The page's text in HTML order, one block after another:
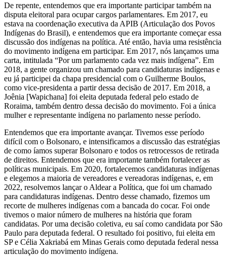
De repente, entendemos que era importante participar também na
disputa eleitoral para ocupar cargos parlamentares. Em 2017, eu
estava na coordenação executiva da APIB (Articulação dos Povos
Indígenas do Brasil), e entendemos que era importante começar essa
discussão dos indígenas na política. Até então, havia uma resistência
do movimento indígena em participar. Em 2017, nós lançamos uma
carta, intitulada “Por um parlamento cada vez mais indígena”. Em
2018, a gente organizou um chamado para candidaturas indígenas e
eu já participei da chapa presidencial com o Guilherme Boulos,
como vice-presidenta a partir dessa decisão de 2017. Em 2018, a
Joênia [Wapichana] foi eleita deputada federal pelo estado de
Roraima, também dentro dessa decisão do movimento. Foi a única
mulher e representante indígena no parlamento nesse período.
Entendemos que era importante avançar. Tivemos esse período
difícil com o Bolsonaro, e intensificamos a discussão das estratégias
de como íamos superar Bolsonaro e todos os retrocessos de retirada
de direitos. Entendemos que era importante também fortalecer as
políticas municipais. Em 2020, fortalecemos candidaturas indígenas
e elegemos a maioria de vereadores e vereadoras indígenas, e, em
2022, resolvemos lançar o Aldear a Política, que foi um chamado
para candidaturas indígenas. Dentro desse chamado, fizemos um
recorte de mulheres indígenas com a bancada do cocar. Foi onde
tivemos o maior número de mulheres na história que foram
candidatas. Por uma decisão coletiva, eu saí como candidata por São
Paulo para deputada federal. O resultado foi positivo, fui eleita em
SP e Célia Xakriabá em Minas Gerais como deputada federal nessa
articulação do movimento indígena.